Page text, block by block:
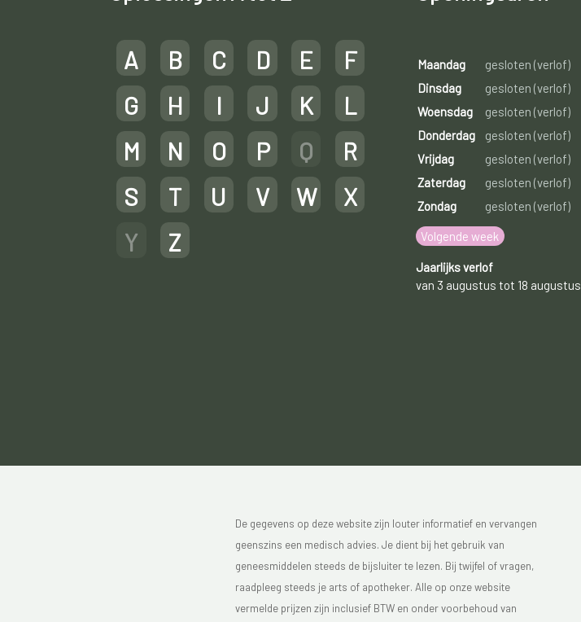
A B C D E
F
G
H I J K
L
M
N O P Q
R
S
T U V W
X
Y
Z
Maandag
gesloten (verlof)
Dinsdag
gesloten (verlof)
Woensdag
gesloten (verlof)
Donderdag
gesloten (verlof)
Vrijdag
gesloten (verlof)
Zaterdag
gesloten (verlof)
Zondag
gesloten (verlof)
Volgende week
Jaarlijks verlof
van 3 augustus tot 18 augustus
De gegevens op deze website zijn louter informatief en vervangen
geenszins een medisch advies. Je dient bij het gebruik van
geneesmiddelen steeds de bijsluiter te lezen. Bij twijfel of vragen,
raadpleeg steeds je arts of apotheker. Alle op onze website
vermelde prijzen zijn inclusief BTW en onder voorbehoud van